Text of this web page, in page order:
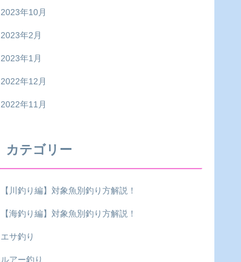
2023年10月
2023年2月
2023年1月
2022年12月
2022年11月
カテゴリー
【川釣り編】対象魚別釣り方解説！
【海釣り編】対象魚別釣り方解説！
エサ釣り
ルアー釣り